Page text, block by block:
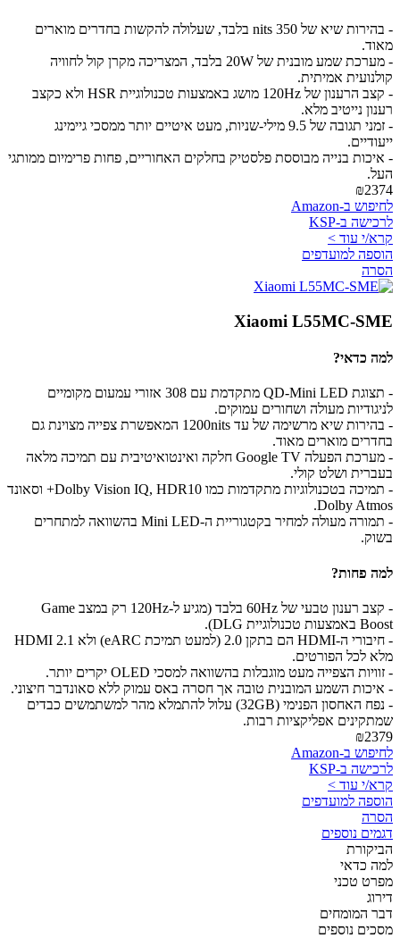
- בהירות שיא של 350 nits בלבד, שעלולה להקשות בחדרים מוארים
מאוד.
- מערכת שמע מובנית של 20W בלבד, המצריכה מקרן קול לחוויה
קולנועית אמיתית.
- קצב הרענון של 120Hz מושג באמצעות טכנולוגיית HSR ולא כקצב
רענון נייטיב מלא.
- זמני תגובה של 9.5 מילי-שניות, מעט איטיים יותר ממסכי גיימינג
ייעודיים.
- איכות בנייה מבוססת פלסטיק בחלקים האחוריים, פחות פרימיום ממותגי
העל.
₪2374
לחיפוש ב-Amazon
לרכישה ב-KSP
קרא/י עוד >
הוספה למועדפים
הסרה
Xiaomi L55MC-SME
למה כדאי?
- תצוגת QD-Mini LED מתקדמת עם 308 אזורי עמעום מקומיים
לניגודיות מעולה ושחורים עמוקים.
- בהירות שיא מרשימה של עד 1200nits המאפשרת צפייה מצוינת גם
בחדרים מוארים מאוד.
- מערכת הפעלה Google TV חלקה ואינטואיטיבית עם תמיכה מלאה
בעברית ושלט קולי.
- תמיכה בטכנולוגיות מתקדמות כמו Dolby Vision IQ, HDR10+ וסאונד
Dolby Atmos.
- תמורה מעולה למחיר בקטגוריית ה-Mini LED בהשוואה למתחרים
בשוק.
למה פחות?
- קצב רענון טבעי של 60Hz בלבד (מגיע ל-120Hz רק במצב Game
Boost באמצעות טכנולוגיית DLG).
- חיבורי ה-HDMI הם בתקן 2.0 (למעט תמיכת eARC) ולא HDMI 2.1
מלא לכל הפורטים.
- זוויות הצפייה מעט מוגבלות בהשוואה למסכי OLED יקרים יותר.
- איכות השמע המובנית טובה אך חסרה באס עמוק ללא סאונדבר חיצוני.
- נפח האחסון הפנימי (32GB) עלול להתמלא מהר למשתמשים כבדים
שמתקינים אפליקציות רבות.
₪2379
לחיפוש ב-Amazon
לרכישה ב-KSP
קרא/י עוד >
הוספה למועדפים
הסרה
דגמים נוספים
הביקורת
למה כדאי
מפרט טכני
דירוג
דבר המומחים
מסכים נוספים